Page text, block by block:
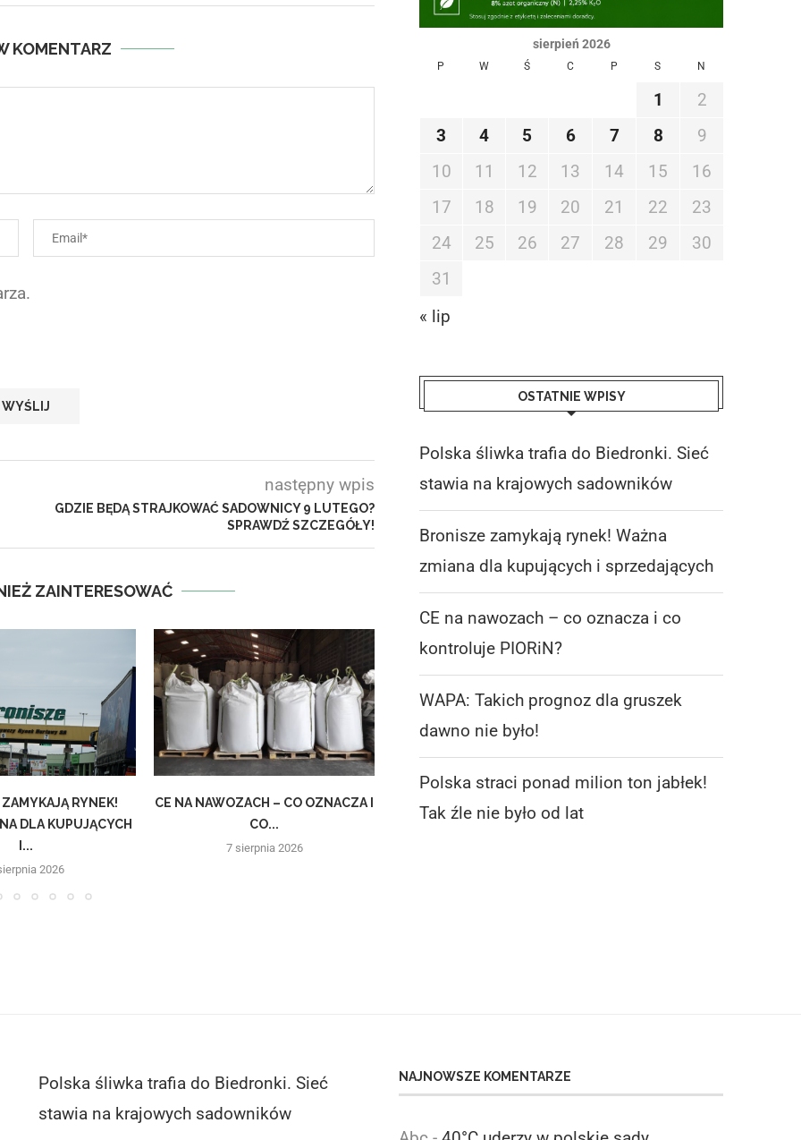
KOMENTARZ
następny wpis
GDZIE BĘDĄ STRAJKOWAĆ SADOWNICY 9 LUTEGO?
SPRAWDŹ SZCZEGÓŁY!
ZAINTERESOWAĆ
RYNEK!
DLA KUPUJĄCYCH
I...
2026
CE NA NAWOZACH – CO OZNACZA I
CO...
7 sierpnia 2026
WAPA: TAKICH PROGNOZ DLA
GRUSZEK DAWNO NIE BYŁO!
sierpień 2026
P W Ś C P S N
1
2
3
4 5 6 7 8
9
10
11 12 13 14 15
16
17
18 19 20 21 22
23
24
25 26 27 28 29
30
31
« lip
OSTATNIE WPISY
Polska śliwka trafia do Biedronki. Sieć
stawia na krajowych sadowników
Bronisze zamykają rynek! Ważna
zmiana dla kupujących i sprzedających
CE na nawozach – co oznacza i co
kontroluje PIORiN?
WAPA: Takich prognoz dla gruszek
dawno nie było!
Polska straci ponad milion ton jabłek!
Tak źle nie było od lat
Polska śliwka trafia do Biedronki. Sieć
stawia na krajowych sadowników
NAJNOWSZE KOMENTARZE